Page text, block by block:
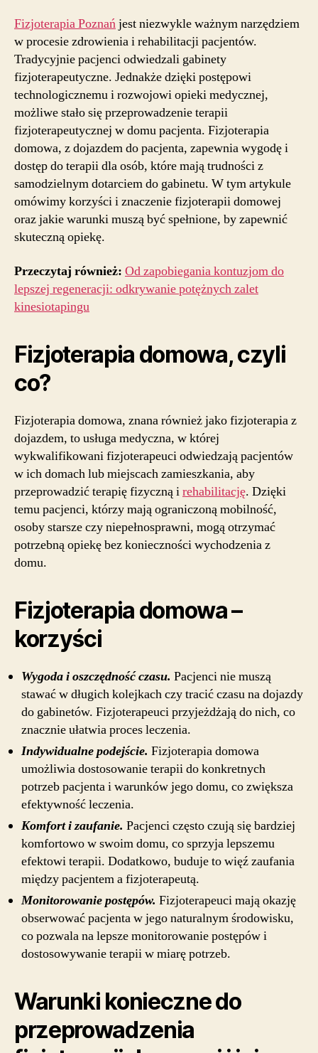
Fizjoterapia Poznańjest niezwykle ważnym narzędziem
w procesie zdrowienia i rehabilitacji pacjentów.
Tradycyjnie pacjenci odwiedzali gabinety
fizjoterapeutyczne. Jednakże dzięki postępowi
technologicznemu i rozwojowi opieki medycznej,
możliwe stało się przeprowadzenie terapii
fizjoterapeutycznej w domu pacjenta. Fizjoterapia
domowa, z dojazdem do pacjenta, zapewnia wygodę i
dostęp do terapii dla osób, które mają trudności z
samodzielnym dotarciem do gabinetu. W tym artykule
omówimy korzyści i znaczenie fizjoterapii domowej
oraz jakie warunki muszą być spełnione, by zapewnić
skuteczną opiekę.
Przeczytaj również: Od zapobiegania kontuzjom do
lepszej regeneracji: odkrywanie potężnych zalet
kinesiotapingu
Fizjoterapia domowa, czyli
co?
Fizjoterapia domowa, znana również jako fizjoterapia z
dojazdem, to usługa medyczna, w której
wykwalifikowani fizjoterapeuci odwiedzają pacjentów
w ich domach lub miejscach zamieszkania, aby
przeprowadzić terapię fizyczną irehabilitację. Dzięki
temu pacjenci, którzy mają ograniczoną mobilność,
osoby starsze czy niepełnosprawni, mogą otrzymać
potrzebną opiekę bez konieczności wychodzenia z
domu.
Fizjoterapia domowa –
korzyści
Wygoda i oszczędność czasu. Pacjenci nie muszą
stawać w długich kolejkach czy tracić czasu na dojazdy
do gabinetów. Fizjoterapeuci przyjeżdżają do nich, co
znacznie ułatwia proces leczenia.
Indywidualne podejście. Fizjoterapia domowa
umożliwia dostosowanie terapii do konkretnych
potrzeb pacjenta i warunków jego domu, co zwiększa
efektywność leczenia.
Komfort i zaufanie. Pacjenci często czują się bardziej
komfortowo w swoim domu, co sprzyja lepszemu
efektowi terapii. Dodatkowo, buduje to więź zaufania
między pacjentem a fizjoterapeutą.
Monitorowanie postępów. Fizjoterapeuci mają okazję
obserwować pacjenta w jego naturalnym środowisku,
co pozwala na lepsze monitorowanie postępów i
dostosowywanie terapii w miarę potrzeb.
Warunki konieczne do
przeprowadzenia